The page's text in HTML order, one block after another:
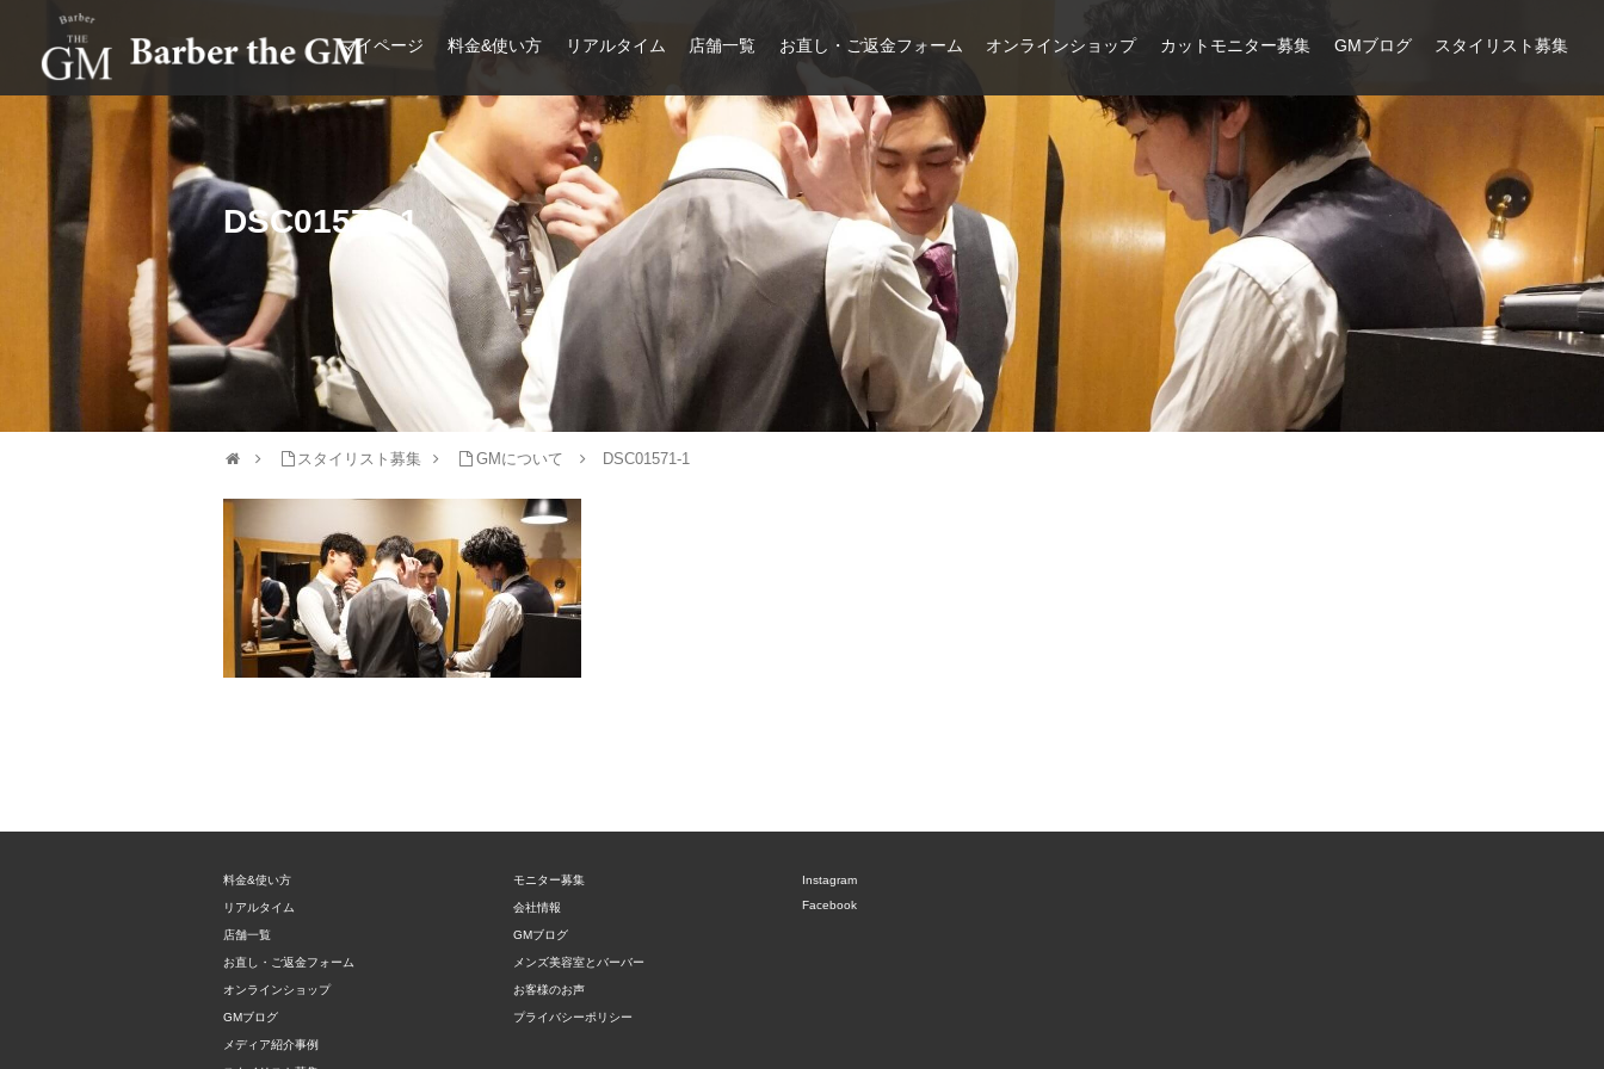
大阪・本町｜大人の散髪屋
マイページ 料金&使い方 リアルタイム 店舗一覧 お直し・ご返金フォーム オンラインショップ カットモニター募集 GMブログ スタイリスト募集
DSC01571-1
スタイリスト募集 GMについて DSC01571-1
料金&使い方
リアルタイム
店舗一覧
お直し・ご返金フォーム
オンラインショップ
GMブログ
メディア紹介事例
モニター募集
会社情報
GMブログ
メンズ美容室とバーバー
お客様のお声
プライバシーポリシー
Instagram
Facebook